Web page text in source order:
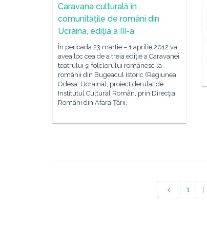
Caravana culturală în
comunităţile de români din
Ucraina, ediţia a III-a
În perioada 23 martie – 1 aprilie 2012 va
avea loc cea de a treia ediție a Caravanei
teatrului şi folclorului românesc la
românii din Bugeacul Istoric (Regiunea
Odesa, Ucraina), proiect derulat de
Institutul Cultural Român, prin Direcţia
Români din Afara Ţării,
1